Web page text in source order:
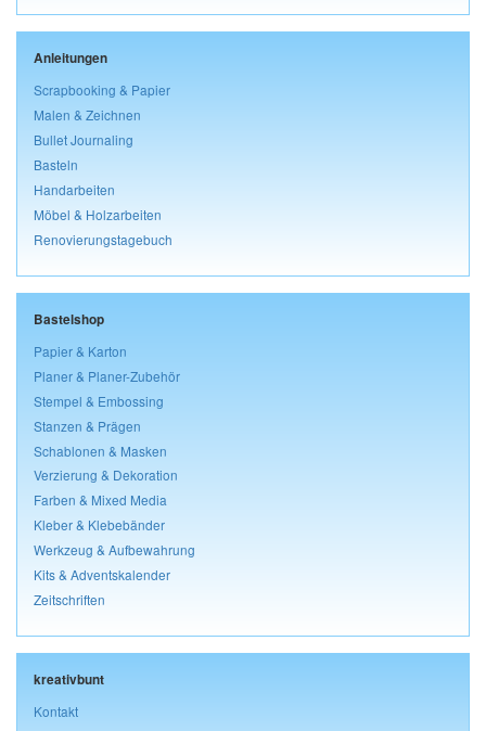
Anleitungen
Scrapbooking & Papier
Malen & Zeichnen
Bullet Journaling
Basteln
Handarbeiten
Möbel & Holzarbeiten
Renovierungstagebuch
Bastelshop
Papier & Karton
Planer & Planer-Zubehör
Stempel & Embossing
Stanzen & Prägen
Schablonen & Masken
Verzierung & Dekoration
Farben & Mixed Media
Kleber & Klebebänder
Werkzeug & Aufbewahrung
Kits & Adventskalender
Zeitschriften
kreativbunt
Kontakt